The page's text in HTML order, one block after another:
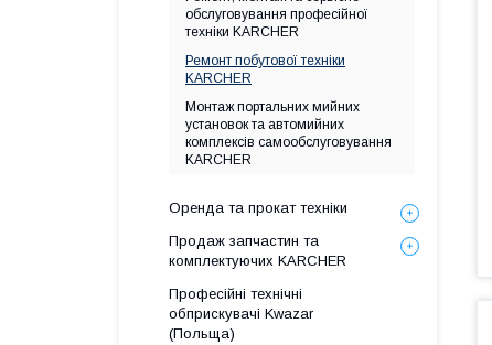
обслуговування професійної
техніки KARCHER
Ремонт побутової техніки
KARCHER
Монтаж портальних мийних
установок та автомийних
комплексів самообслуговування
KARCHER
Оренда та прокат техніки
Продаж запчастин та
комплектуючих KARCHER
Професійні технічні
обприскувачі Kwazar
(Польща)